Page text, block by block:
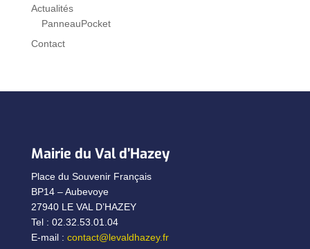
Actualités
PanneauPocket
Contact
Mairie du Val d’Hazey
Place du Souvenir Français
BP14 – Aubevoye
27940 LE VAL D’HAZEY
Tel : 02.32.53.01.04
E-mail : contact@levaldhazey.fr